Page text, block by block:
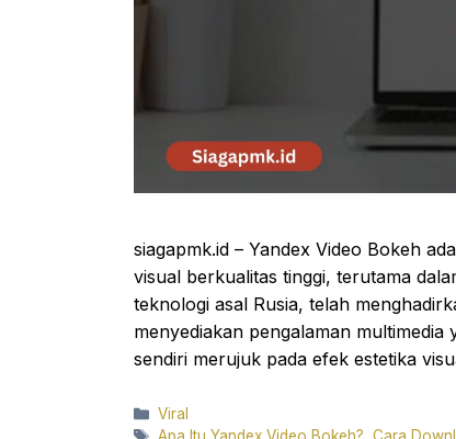
siagapmk.id – Yandex Video Bokeh
visual berkualitas tinggi, terutama
teknologi asal Rusia, telah
menyediakan pengalaman
sendiri merujuk pada efek estetika
Categories
Viral
Tags